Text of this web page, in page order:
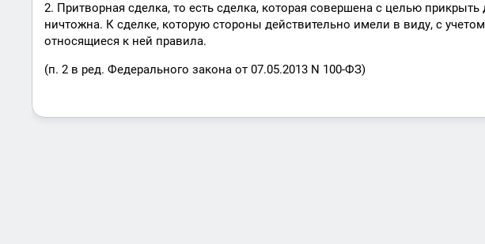
2. Притворная сделка, то есть сделка, которая совершена с целью
ничтожна. К сделке, которую стороны действительно имели в виду, с
относящиеся к ней правила.
(п. 2 в ред. Федерального закона от 07.05.2013 N 100-ФЗ)